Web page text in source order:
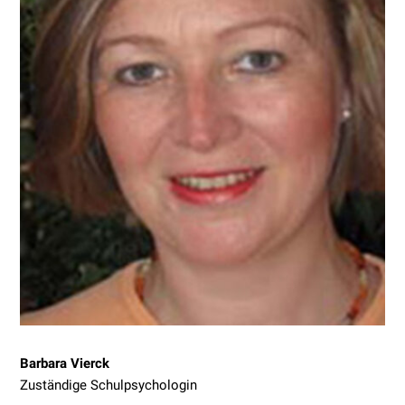
Barbara Vierck
Zuständige Schulpsychologin